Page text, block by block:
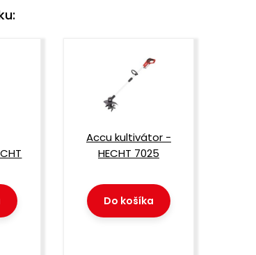
Accu kultivátor -
HECHT 7025
Do košíka